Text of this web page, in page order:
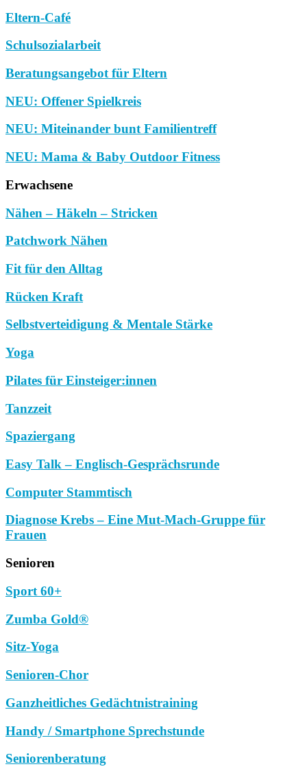
Eltern-Café
Schulsozialarbeit
Beratungsangebot für Eltern
NEU: Offener Spielkreis
NEU: Miteinander bunt Familientreff
NEU: Mama & Baby Outdoor Fitness
Erwachsene
Nähen – Häkeln – Stricken
Patchwork Nähen
Fit für den Alltag
Rücken Kraft
Selbstverteidigung & Mentale Stärke
Yoga
Pilates für Einsteiger:innen
Tanzzeit
Spaziergang
Easy Talk – Englisch-Gesprächsrunde
Computer Stammtisch
Diagnose Krebs – Eine Mut-Mach-Gruppe für
Frauen
Senioren
Sport 60+
Zumba Gold®
Sitz-Yoga
Senioren-Chor
Ganzheitliches Gedächtnistraining
Handy / Smartphone Sprechstunde
Seniorenberatung